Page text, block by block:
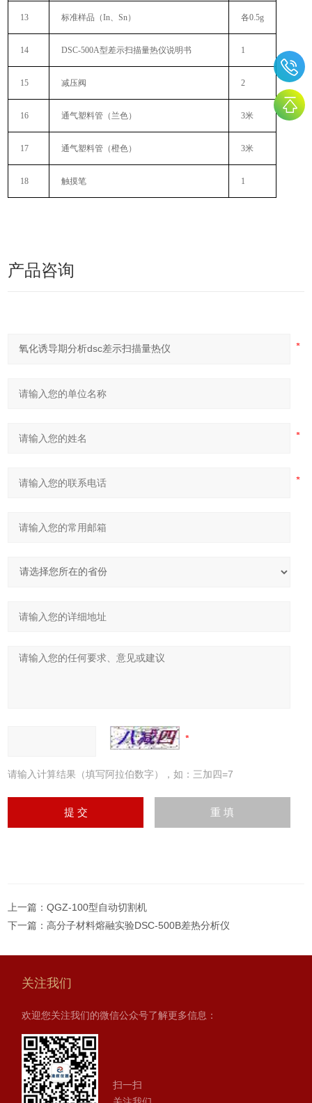
13 标准样品（In、Sn） 各0.5g
14 DSC-500A型差示扫描量热仪说明书 1
15 减压阀 2
16 通气塑料管（兰色） 3米
17 通气塑料管（橙色） 3米
18 触摸笔 1
产品咨询
请输入计算结果（填写阿拉伯数字），如：三加四=7
上一篇：QGZ-100型自动切割机
下一篇：高分子材料熔融实验DSC-500B差热分析仪
关注我们
欢迎您关注我们的微信公众号了解更多信息：
扫一扫